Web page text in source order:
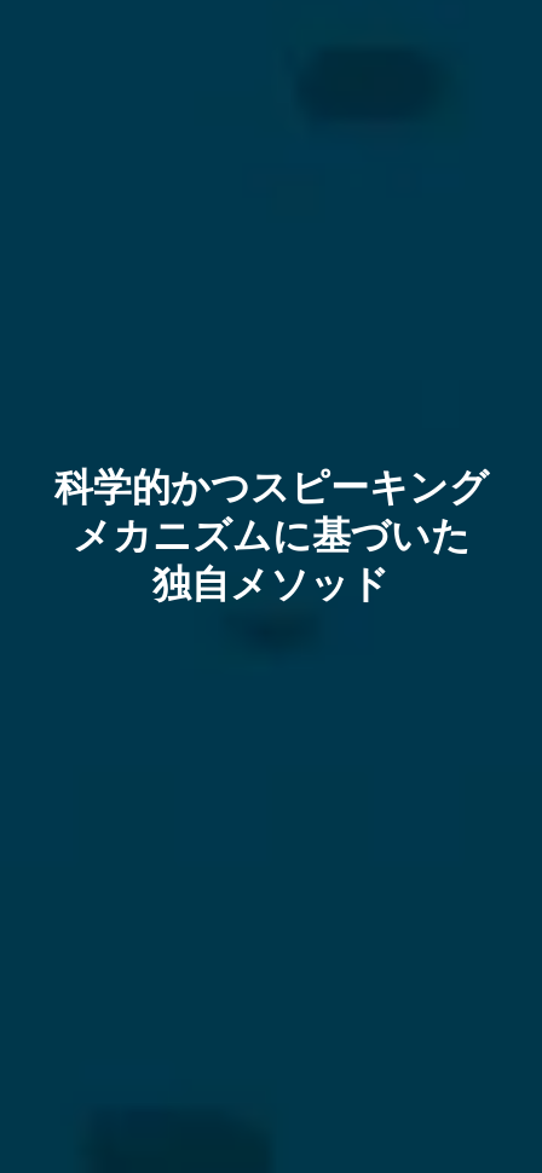
科学的かつスピーキング
メカニズムに基づいた
独自メソッド